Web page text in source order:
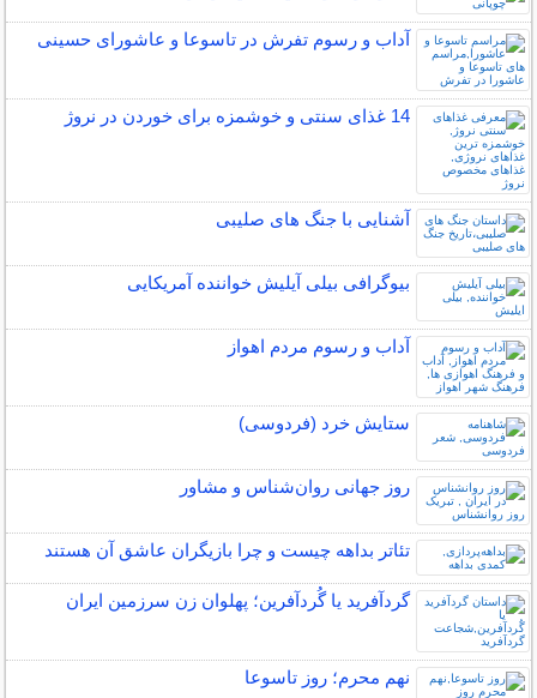
آداب و رسوم تفرش در تاسوعا و عاشورای حسینی
14 غذای سنتی و خوشمزه برای خوردن در نروژ
آشنایی با جنگ های صلیبی
بیوگرافی بیلی آیلیش خواننده آمریکایی
آداب و رسوم مردم اهواز
ستایش خرد (فردوسی)
روز جهانی روان‌شناس و مشاور
تئاتر بداهه چیست و چرا بازیگران عاشق آن هستند
گردآفرید یا گُردآفرین؛ پهلوان زن سرزمین ایران
نهم محرم؛ روز تاسوعا